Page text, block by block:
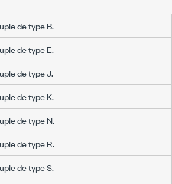
de type B.
de type E.
de type J.
de type K.
de type N.
de type R.
de type S.